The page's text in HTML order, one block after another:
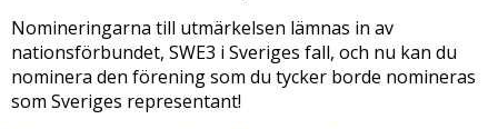
Nomineringarna till utmärkelsen lämnas in av
nationsförbundet, SWE3 i Sveriges fall, och nu kan du
nominera den förening som du tycker borde nomineras
som Sveriges representant!